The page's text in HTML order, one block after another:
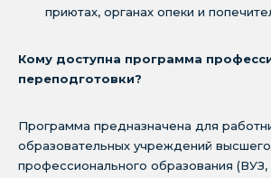
приютах, органах опеки и
Кому доступна программа
переподготовки?
Программа предназначена для
образовательных учреждений
профессионального образования